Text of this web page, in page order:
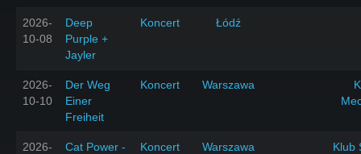
2026-
10-08
Deep
Purple +
Jayler
Koncert Łódź
2026-
10-10
Der Weg
Einer
Freiheit
Koncert Warszawa
2026-
Cat Power -
Koncert Warszawa Klub